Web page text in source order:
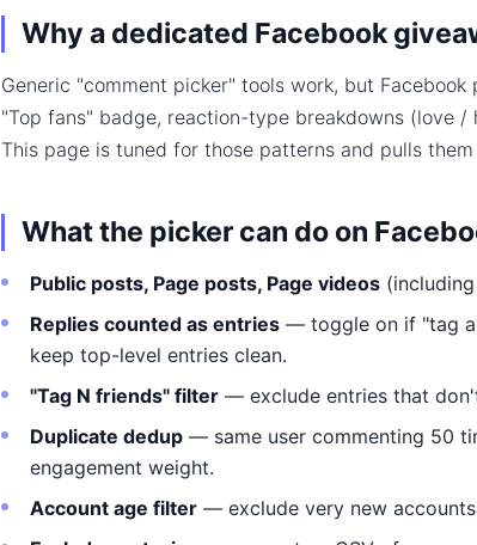
Why a dedicated Facebook
Generic "comment picker" tools work, but
"Top fans" badge, reaction-type breakdowns (love
This page is tuned for those patterns and pulls
What the picker can do on
Public posts, Page posts, Page videos
Replies counted as entries — toggle on if "tag a
keep top-level entries clean.
"Tag N friends" filter — exclude entries that
Duplicate dedup — same user commenting 50
engagement weight.
Account age filter — exclude very new